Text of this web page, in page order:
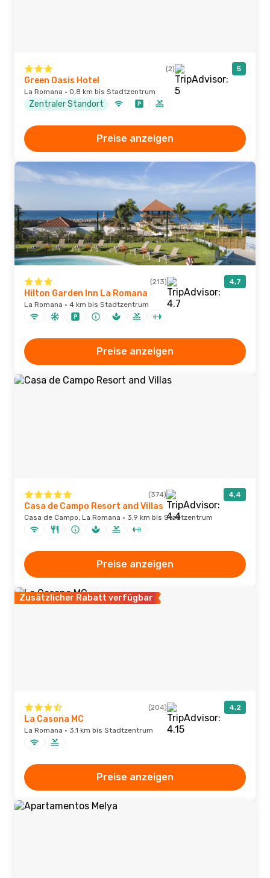
(2) 5
Green Oasis Hotel
La Romana · 0,8 km bis Stadtzentrum
Zentraler Standort
Preise anzeigen
(213) 4,7
Hilton Garden Inn La Romana
La Romana · 4 km bis Stadtzentrum
Preise anzeigen
(374) 4,4
Casa de Campo Resort and Villas
Casa de Campo, La Romana · 3,9 km bis Stadtzentrum
Preise anzeigen
Zusätzlicher Rabatt verfügbar
(204) 4,2
La Casona MC
La Romana · 3,1 km bis Stadtzentrum
Preise anzeigen